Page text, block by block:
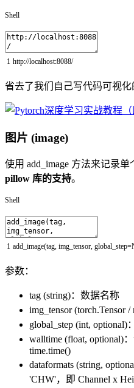
Shell
1 http://localhost:8088/
省去了我们自己写代码可视化
图片 (image)
使用 add_image 方法来记录单
pillow 库的支持。
Shell
1 add_image(tag, img_tensor, global_step=
参数：
tag (string)：数据名称
img_tensor (torch.Tensor
global_step (int, optional)
walltime (float, optional)
time.time()
dataformats (string,
'CHW'，即 Channel x